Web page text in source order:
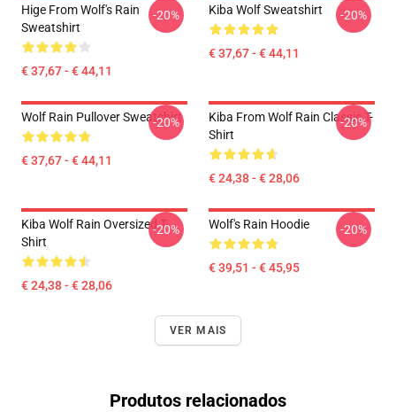
Hige From Wolf's Rain
Sweatshirt
€ 37,67 - € 44,11
-20% Kiba Wolf Sweatshirt
€ 37,67 - € 44,11
-20%
Wolf Rain Pullover Sweatshirt
€ 37,67 - € 44,11
-20%
Kiba From Wolf Rain Classic T-
Shirt
€ 24,38 - € 28,06
-20%
Kiba Wolf Rain Oversized T-
Shirt
€ 24,38 - € 28,06
-20% Wolf's Rain Hoodie
€ 39,51 - € 45,95
-20%
VER MAIS
Produtos relacionados